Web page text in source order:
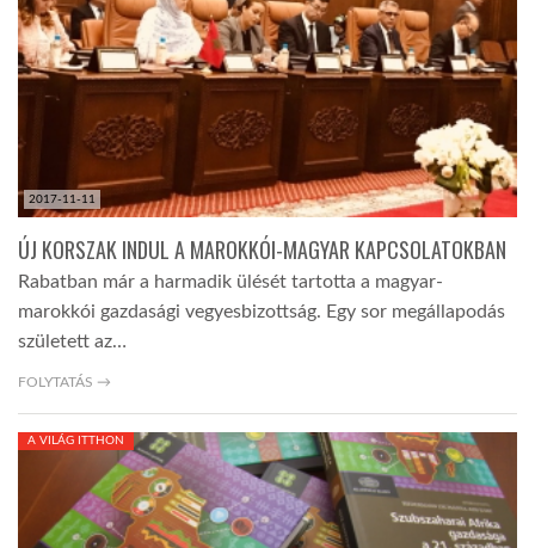
TROPICALMAGAZIN
GLOBOTV
AFRIKA TUDÁSTÁR
LINKTR.EE
GLOBOZSARU
DOBRAVERO.HU
2017-11-11
ÚJ KORSZAK INDUL A MAROKKÓI-MAGYAR KAPCSOLATOKBAN
Rabatban már a harmadik ülését tartotta a magyar-
marokkói gazdasági vegyesbizottság. Egy sor megállapodás
született az…
FOLYTATÁS →
A VILÁG ITTHON